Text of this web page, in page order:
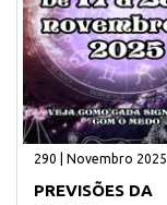
290 | Novembro 2025
PREVISÕES DA